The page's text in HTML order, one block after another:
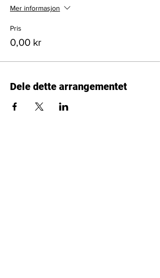
Mer informasjon
Pris
0,00 kr
Dele dette arrangementet